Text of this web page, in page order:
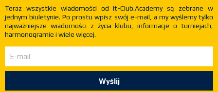
Teraz wszystkie wiadomości od It-Club.Academy są zebrane w
jednym biuletynie. Po prostu wpisz swój e-mail, a my wyślemy tylko
najważniejsze wiadomości z życia klubu, informacje o turniejach,
harmonogramie i wiele więcej.
Wyślij